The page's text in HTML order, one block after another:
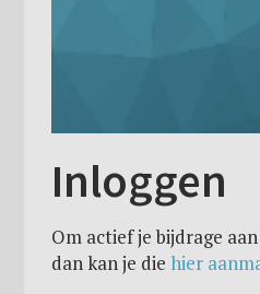
Inloggen
Om actief je bijdrage
dan kan je die hier